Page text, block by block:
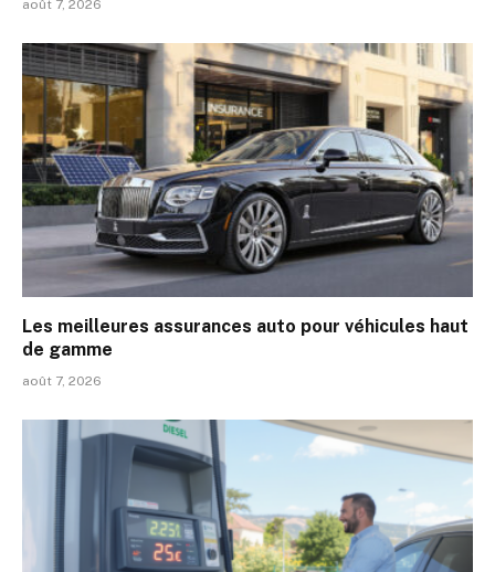
août 7, 2026
Les meilleures assurances auto pour véhicules haut
de gamme
août 7, 2026